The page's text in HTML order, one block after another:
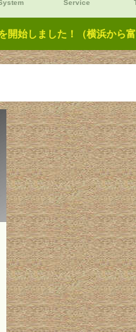
Service
開始しました！（横浜から